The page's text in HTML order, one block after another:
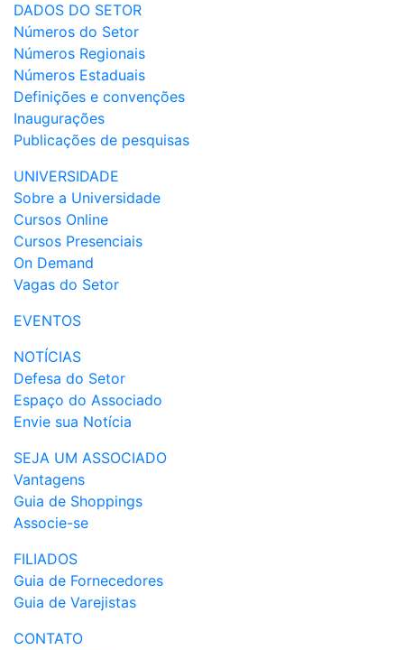
DADOS DO SETOR
Números do Setor
Números Regionais
Números Estaduais
Definições e convenções
Inaugurações
Publicações de pesquisas
UNIVERSIDADE
Sobre a Universidade
Cursos Online
Cursos Presenciais
On Demand
Vagas do Setor
EVENTOS
NOTÍCIAS
Defesa do Setor
Espaço do Associado
Envie sua Notícia
SEJA UM ASSOCIADO
Vantagens
Guia de Shoppings
Associe-se
FILIADOS
Guia de Fornecedores
Guia de Varejistas
CONTATO